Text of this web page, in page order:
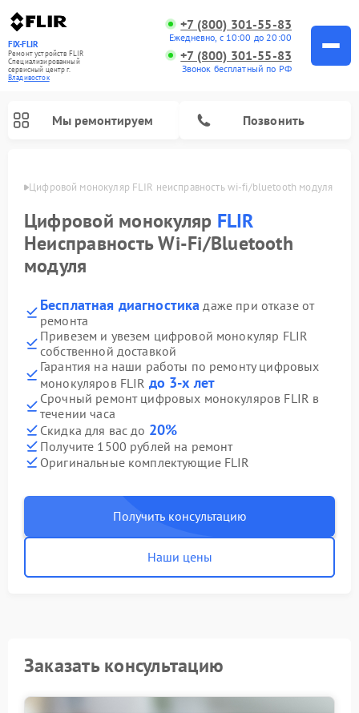
FIX-FLIR
Ремонт устройств FLIR
Специализированный
cервисный центр г.
Владивосток
+7 (800) 301-55-83
Ежедневно, с 10:00 до 20:00
+7 (800) 301-55-83
Звонок бесплатный по РФ
Мы ремонтируем Позвонить
Цифровой монокуляр FLIR неисправность wi-fi/bluetooth модуля
Цифровой монокуляр FLIR
Неисправность Wi-Fi/Bluetooth
модуля
Бесплатная диагностика даже при отказе от
ремонта
Привезем и увезем цифровой монокуляр FLIR
собственной доставкой
Гарантия на наши работы по ремонту цифровых
монокуляров FLIR до 3-х лет
Срочный ремонт цифровых монокуляров FLIR в
течении часа
Скидка для вас до 20%
Получите 1500 рублей на ремонт
Оригинальные комплектующие FLIR
Получить консультацию
Наши цены
Заказать консультацию